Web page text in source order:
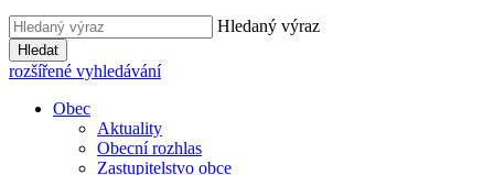
Hledaný výraz
Hledat
rozšířené vyhledávání
Obec
Aktuality
Obecní rozhlas
Zastupitelstvo obce